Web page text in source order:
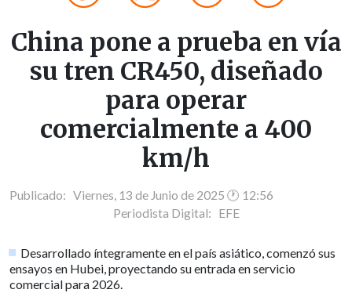
China pone a prueba en vía
su tren CR450, diseñado
para operar
comercialmente a 400
km/h
Publicado: Viernes, 13 de Junio de 2025 🕐 12:56
Periodista Digital: EFE
Desarrollado íntegramente en el país asiático, comenzó sus
ensayos en Hubei, proyectando su entrada en servicio
comercial para 2026.